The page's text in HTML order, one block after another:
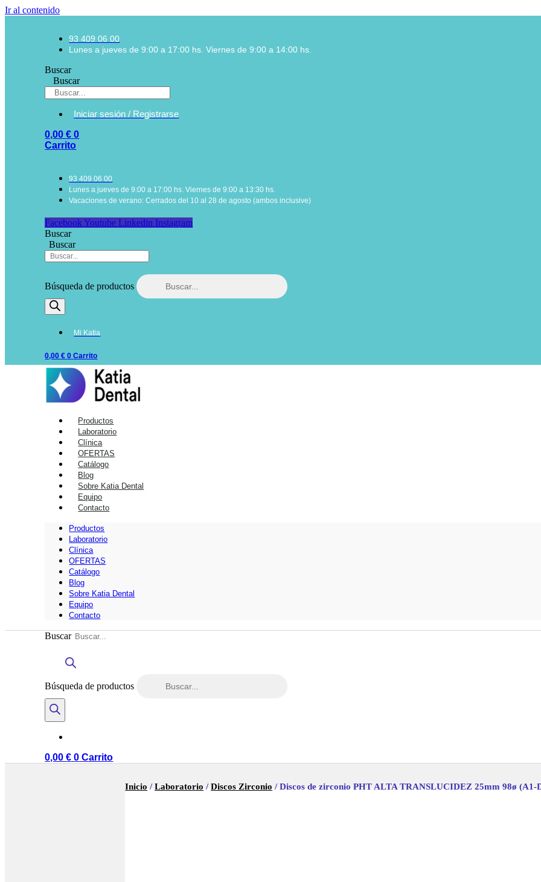
Ir al contenido
93 409 06 00
Lunes a jueves de 9:00 a 17:00 hs. Viernes de 9:00 a 14:00 hs.
Buscar
Buscar
Iniciar sesión / Registrarse
0,00€ 0
Carrito
93 409 06 00
Lunes a jueves de 9:00 a 17:00 hs. Viernes de 9:00 a 13:30 hs.
Vacaciones de verano: Cerrados del 10 al 28 de agosto (ambos inclusive)
Facebook Youtube Linkedin Instagram
Buscar
Buscar
Búsqueda de productos
Mi Katia
0,00€ 0 Carrito
Productos
Laboratorio
Clínica
OFERTAS
Catálogo
Blog
Sobre Katia Dental
Equipo
Contacto
Productos
Laboratorio
Clínica
OFERTAS
Catálogo
Blog
Sobre Katia Dental
Equipo
Contacto
Buscar
Búsqueda de productos
0,00€ 0 Carrito
Inicio /Laboratorio /Discos Zirconio / Discos de zirconio PHT ALTA TRANSLUCIDEZ 25mm 98ø (A1-